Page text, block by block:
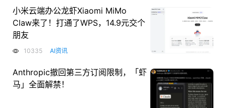
小米云端办公龙虾Xiaomi MiMo
Claw来了！打通了WPS，14.9元交个
朋友
10335 AI资讯
Anthropic撤回第三方订阅限制，「虾
马」全面解禁！